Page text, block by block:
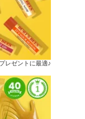
レゼントに最適♪